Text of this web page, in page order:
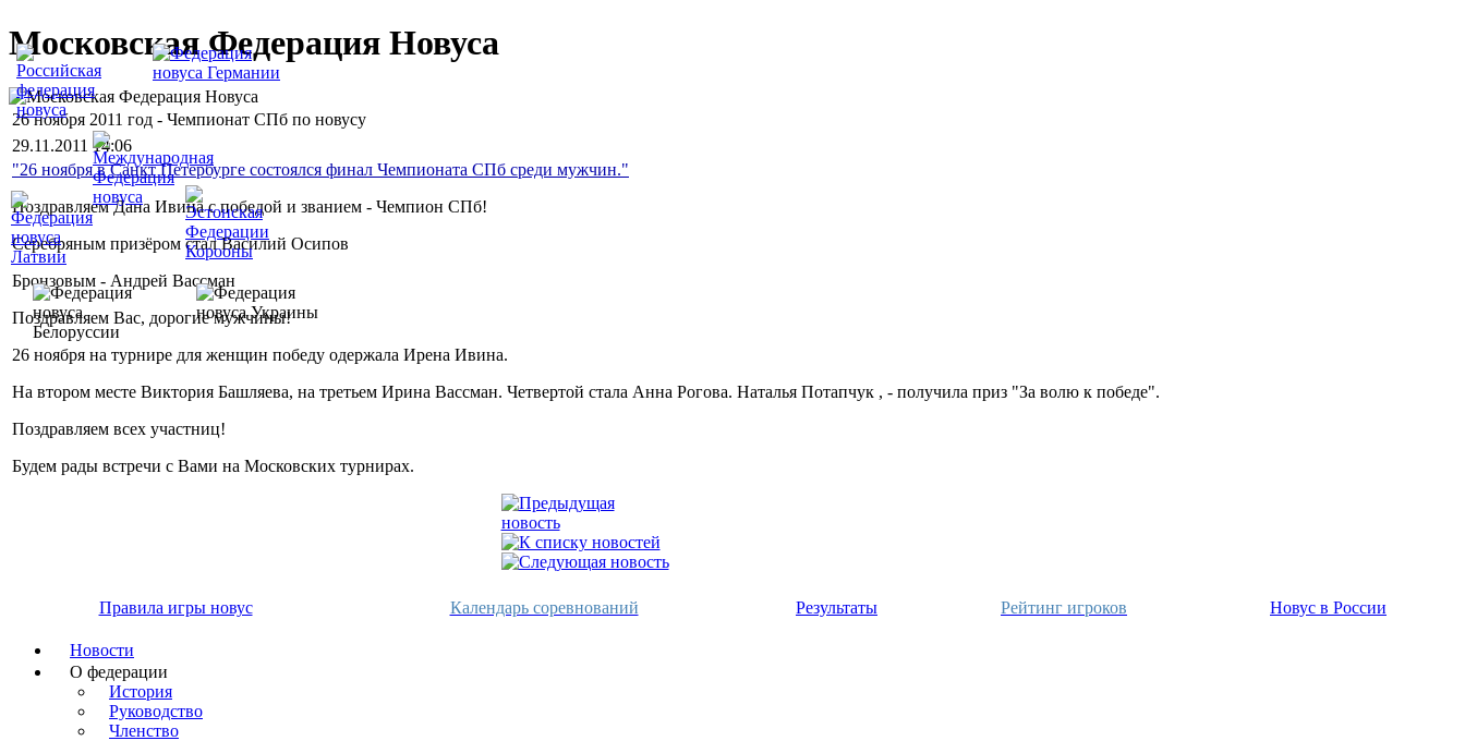
Московская Федерация Новуса
26 ноября 2011 год - Чемпионат СПб по новусу
29.11.2011 14:06
"26 ноября в Санкт Петербурге состоялся финал Чемпионата СПб среди мужчин."
Поздравляем Дана Ивина с победой и званием - Чемпион СПб!
Серебряным призёром стал Василий Осипов
Бронзовым - Андрей Вассман
Поздравляем Вас, дорогие мужчины!
26 ноября на турнире для женщин победу одержала Ирена Ивина.
На втором месте Виктория Башляева, на третьем Ирина Вассман. Четвертой стала Анна Рогова. Наталья Потапчук , - получила приз "За волю к победе".
Поздравляем всех участниц!
Будем рады встречи с Вами на Московских турнирах.
Правила игры новус Календарь соревнований Результаты Рейтинг игроков Новус в России
Новости
О федерации
История
Руководство
Членство